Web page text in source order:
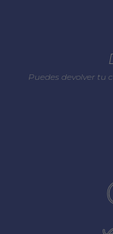
Puedes devolver tu